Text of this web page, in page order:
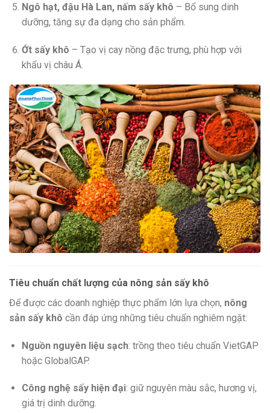
Ngô hạt, đậu Hà Lan, nấm sấy khô – Bổ sung dinh
dưỡng, tăng sự đa dạng cho sản phẩm.
Ớt sấy khô – Tạo vị cay nồng đặc trưng, phù hợp với
khẩu vị châu Á.
Tiêu chuẩn chất lượng của nông sản sấy khô
Để được các doanh nghiệp thực phẩm lớn lựa chọn, nông
sản sấy khô cần đáp ứng những tiêu chuẩn nghiêm ngặt:
Nguồn nguyên liệu sạch: trồng theo tiêu chuẩn VietGAP
hoặc GlobalGAP.
Công nghệ sấy hiện đại: giữ nguyên màu sắc, hương vị,
giá trị dinh dưỡng.